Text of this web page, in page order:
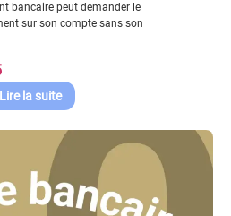
bancaire peut demander le
sur son compte sans son
Lire la suite